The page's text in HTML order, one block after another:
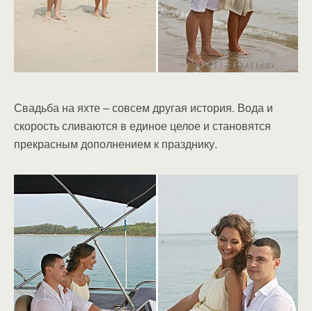
Свадьба на яхте – совсем другая история. Вода и
скорость сливаются в единое целое и становятся
прекрасным дополнением к празднику.